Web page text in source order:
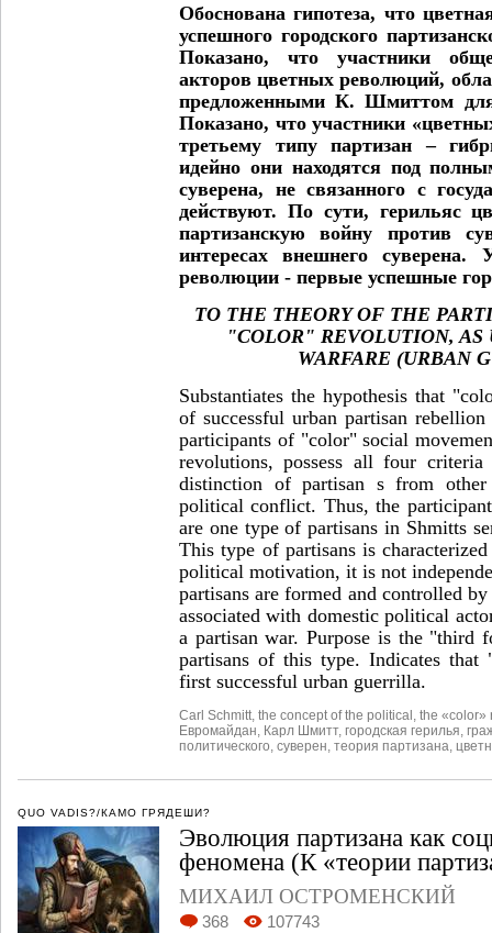
Обоснована гипотеза, что
успешного городского
Показано, что участники
акторов цветных революций,
предложенными К. Шмиттом для
Показано, что участники
третьему типу партизан –
идейно они находятся под
суверена, не связанного с
действуют. По сути, герильяс
партизанскую войну против
интересах внешнего суверена.
революции - первые успешные
TO THE THEORY OF THE
"COLOR" REVOLUTION, AS
WARFARE (URBAN
Substantiates the hypothesis that
of successful urban partisan
participants of "color" social
revolutions, possess all four
distinction of partisan s from
political conflict. Thus, the
are one type of partisans in Shmitts
This type of partisans is
political motivation, it is not
partisans are formed and controlled
associated with domestic political
a partisan war. Purpose is the "third
partisans of this type. Indicates that
first successful urban guerrilla.
Carl Schmitt the concept of the political the «color»
Евромайдан Карл Шмитт, городская герилья
политического суверен теория партизана
QUO VADIS?/КАМО ГРЯДЕШИ?
Эволюция партизана как
феномена (К «теории
МИХАИЛ ОСТРОМЕНСКИЙ
368 107743